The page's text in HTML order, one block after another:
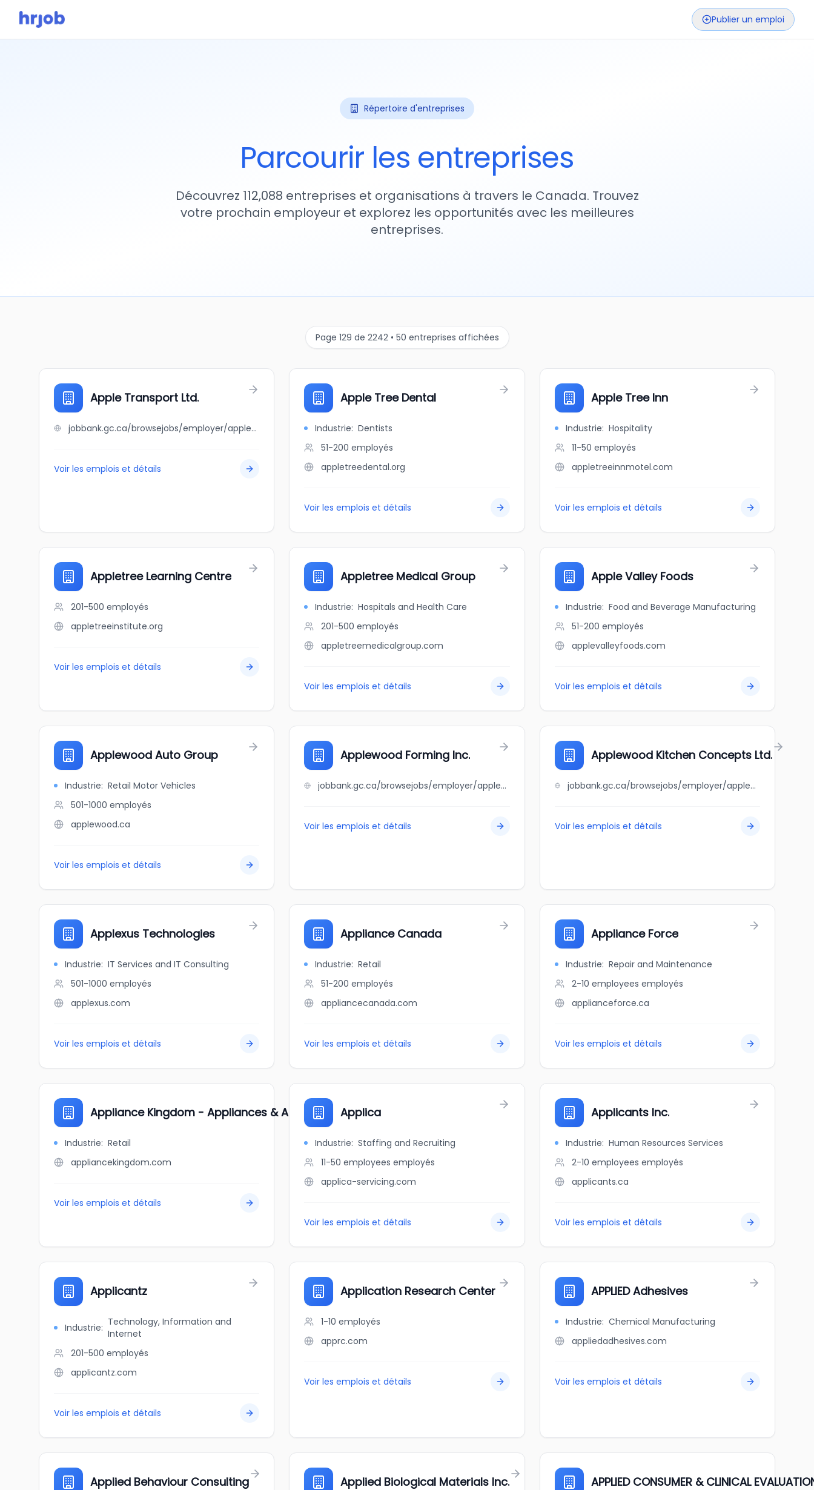
Publier un emploi
Répertoire d'entreprises
Parcourir les entreprises
Découvrez 112,088 entreprises et organisations à travers le Canada. Trouvez
votre prochain employeur et explorez les opportunités avec les meilleures
entreprises.
Page 129 de 2242 • 50 entreprises affichées
Apple Transport Ltd.
jobbank.gc.ca/browsejobs/employer/apple+transport+ltd./ca
Voir les emplois et détails
Apple Tree Dental
Industrie: Dentists
51-200 employés
appletreedental.org
Voir les emplois et détails
Apple Tree Inn
Industrie: Hospitality
11-50 employés
appletreeinnmotel.com
Voir les emplois et détails
Appletree Learning Centre
201-500 employés
appletreeinstitute.org
Voir les emplois et détails
Appletree Medical Group
Industrie: Hospitals and Health Care
201-500 employés
appletreemedicalgroup.com
Voir les emplois et détails
Apple Valley Foods
Industrie: Food and Beverage Manufacturing
51-200 employés
applevalleyfoods.com
Voir les emplois et détails
Applewood Auto Group
Industrie: Retail Motor Vehicles
501-1000 employés
applewood.ca
Voir les emplois et détails
Applewood Forming Inc.
jobbank.gc.ca/browsejobs/employer/applewood+forming+inc./ca
Voir les emplois et détails
Applewood Kitchen Concepts Ltd.
jobbank.gc.ca/browsejobs/employer/applewood+kitchen+concepts+ltd./ca
Voir les emplois et détails
Applexus Technologies
Industrie: IT Services and IT Consulting
501-1000 employés
applexus.com
Voir les emplois et détails
Appliance Canada
Industrie: Retail
51-200 employés
appliancecanada.com
Voir les emplois et détails
Appliance Force
Industrie: Repair and Maintenance
2-10 employees employés
applianceforce.ca
Voir les emplois et détails
Appliance Kingdom - Appliances & Appliance Parts
Industrie: Retail
appliancekingdom.com
Voir les emplois et détails
Applica
Industrie: Staffing and Recruiting
11-50 employees employés
applica-servicing.com
Voir les emplois et détails
Applicants Inc.
Industrie: Human Resources Services
2-10 employees employés
applicants.ca
Voir les emplois et détails
Applicantz
Industrie: Technology, Information and
Internet
201-500 employés
applicantz.com
Voir les emplois et détails
Application Research Center
1-10 employés
apprc.com
Voir les emplois et détails
APPLIED Adhesives
Industrie: Chemical Manufacturing
appliedadhesives.com
Voir les emplois et détails
Applied Behaviour Consulting Applied Biological Materials Inc. APPLIED CONSUMER & CLINICAL